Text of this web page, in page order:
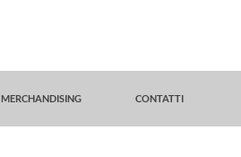
MERCHANDISING CONTATTI